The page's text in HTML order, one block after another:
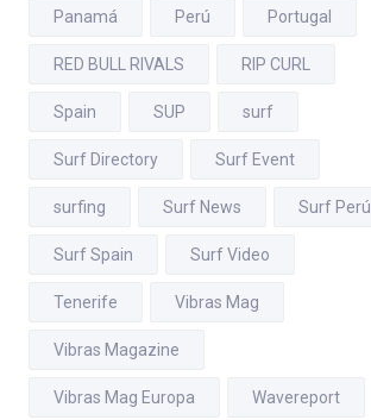
Panamá Perú Portugal
RED BULL RIVALS RIP CURL
Spain SUP surf
Surf Directory Surf Event
surfing Surf News Surf Perú
Surf Spain Surf Video
Tenerife Vibras Mag
Vibras Magazine
Vibras Mag Europa Wavereport